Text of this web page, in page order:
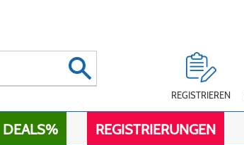
REGISTRIEREN
DEALS% REGISTRIERUNGEN